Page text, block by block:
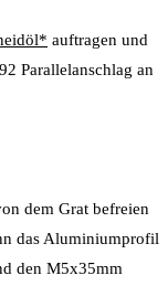
auftragen und
Parallelanschlag an
dem Grat befreien
das Aluminiumprofil
den M5x35mm